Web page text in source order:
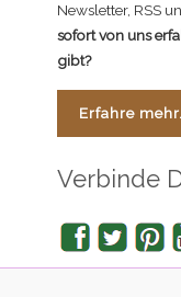
Newsletter, RSS
sofort von uns
gibt?
Erfahre
Verbinde
Facebook
Twitter